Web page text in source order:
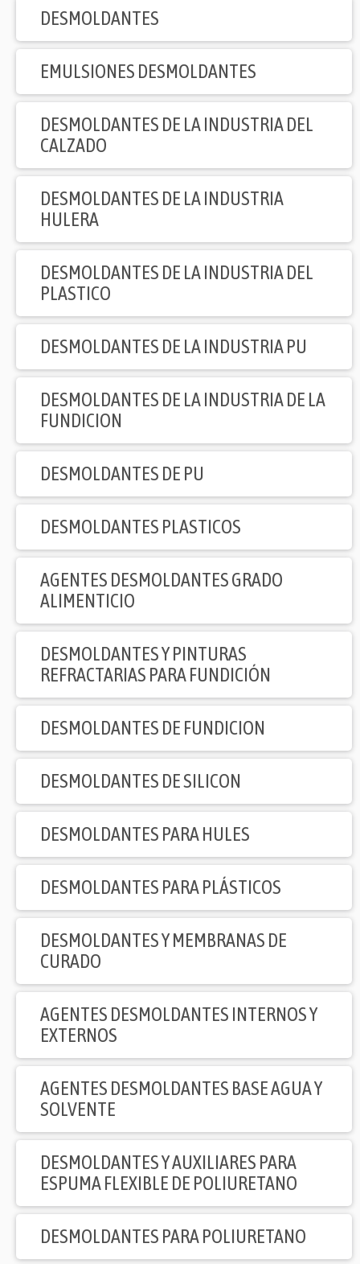
DESMOLDANTES
EMULSIONES DESMOLDANTES
DESMOLDANTES DE LA INDUSTRIA DEL
CALZADO
DESMOLDANTES DE LA INDUSTRIA
HULERA
DESMOLDANTES DE LA INDUSTRIA DEL
PLASTICO
DESMOLDANTES DE LA INDUSTRIA PU
DESMOLDANTES DE LA INDUSTRIA DE LA
FUNDICION
DESMOLDANTES DE PU
DESMOLDANTES PLASTICOS
AGENTES DESMOLDANTES GRADO
ALIMENTICIO
DESMOLDANTES Y PINTURAS
REFRACTARIAS PARA FUNDICIÓN
DESMOLDANTES DE FUNDICION
DESMOLDANTES DE SILICON
DESMOLDANTES PARA HULES
DESMOLDANTES PARA PLÁSTICOS
DESMOLDANTES Y MEMBRANAS DE
CURADO
AGENTES DESMOLDANTES INTERNOS Y
EXTERNOS
AGENTES DESMOLDANTES BASE AGUA Y
SOLVENTE
DESMOLDANTES Y AUXILIARES PARA
ESPUMA FLEXIBLE DE POLIURETANO
DESMOLDANTES PARA POLIURETANO